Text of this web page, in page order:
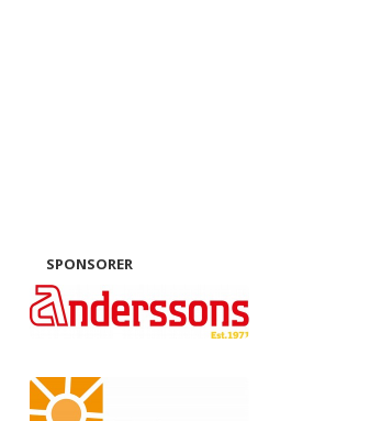
SPONSORER